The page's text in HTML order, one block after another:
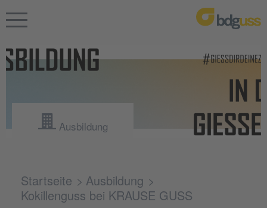
Ausbildung
Startseite
Ausbildung
Kokillenguss bei KRAUSE GUSS